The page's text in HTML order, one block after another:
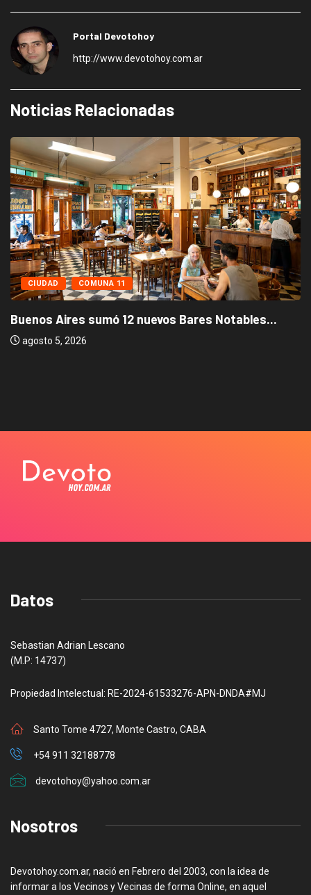
Portal Devotohoy
http://www.devotohoy.com.ar
Noticias Relacionadas
CIUDAD COMUNA 11
Buenos Aires sumó 12 nuevos Bares Notables...
agosto 5, 2026
Datos
Sebastian Adrian Lescano
(M.P: 14737)
Propiedad Intelectual: RE-2024-61533276-APN-DNDA#MJ
Santo Tome 4727, Monte Castro, CABA
+54 911 32188778
devotohoy@yahoo.com.ar
Nosotros
Devotohoy.com.ar, nació en Febrero del 2003, con la idea de
informar a los Vecinos y Vecinas de forma Online, en aquel